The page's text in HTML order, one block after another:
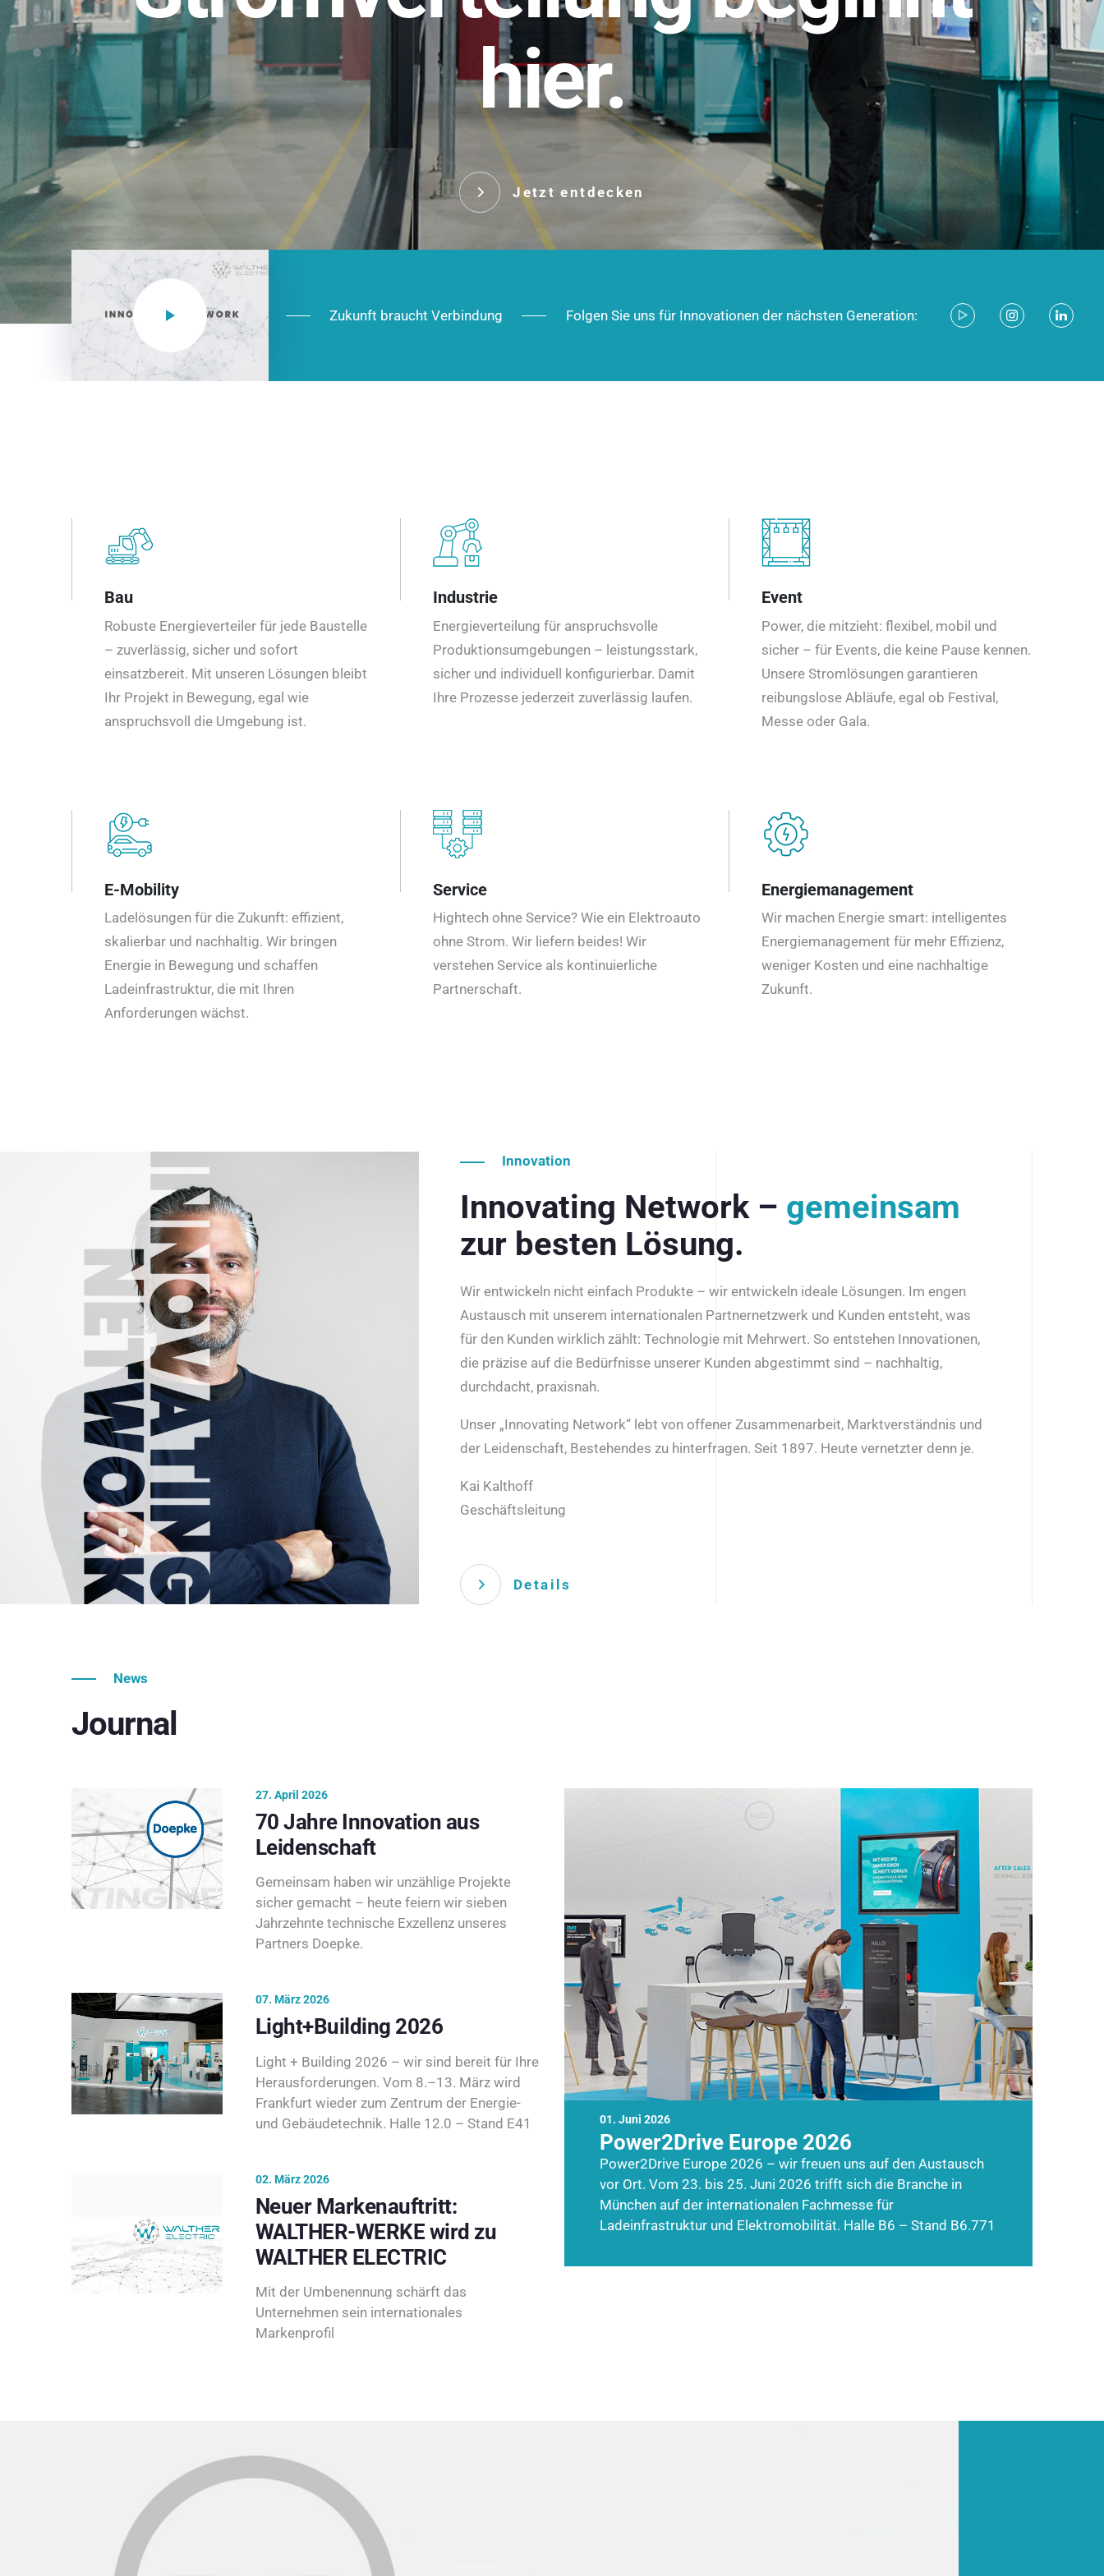
hier.
Jetzt entdecken
NEO CEE: Energieverteilung mit System. Robust im Alltag,
effizient in der Installation, zukunftsfähig im Ausbau.
Das innovative Stecksystem für industrielle Anwendungen –
robust, IP-geschützt und zukunftsfähig.
Jetzt entdecken
Zukunft braucht Verbindung Folgen Sie uns für Innovationen der nächsten Generation:
Bau
Robuste Energieverteiler für jede Baustelle
– zuverlässig, sicher und sofort
einsatzbereit. Mit unseren Lösungen bleibt
Ihr Projekt in Bewegung, egal wie
anspruchsvoll die Umgebung ist.
Industrie
Energieverteilung für anspruchsvolle
Produktionsumgebungen – leistungsstark,
sicher und individuell konfigurierbar. Damit
Ihre Prozesse jederzeit zuverlässig laufen.
Event
Power, die mitzieht: flexibel, mobil und
sicher – für Events, die keine Pause kennen.
Unsere Stromlösungen garantieren
reibungslose Abläufe, egal ob Festival,
Messe oder Gala.
E-Mobility
Ladelösungen für die Zukunft: effizient,
skalierbar und nachhaltig. Wir bringen
Energie in Bewegung und schaffen
Ladeinfrastruktur, die mit Ihren
Anforderungen wächst.
Service
Hightech ohne Service? Wie ein Elektroauto
ohne Strom. Wir liefern beides! Wir
verstehen Service als kontinuierliche
Partnerschaft.
Energiemanagement
Wir machen Energie smart: intelligentes
Energiemanagement für mehr Effizienz,
weniger Kosten und eine nachhaltige
Zukunft.
Innovation
Innovating Network – gemeinsam
zur besten Lösung.
Wir entwickeln nicht einfach Produkte – wir entwickeln ideale Lösungen. Im engen
Austausch mit unserem internationalen Partnernetzwerk und Kunden entsteht, was
für den Kunden wirklich zählt: Technologie mit Mehrwert. So entstehen Innovationen,
die präzise auf die Bedürfnisse unserer Kunden abgestimmt sind – nachhaltig,
durchdacht, praxisnah.
Unser „Innovating Network“ lebt von offener Zusammenarbeit, Marktverständnis und
der Leidenschaft, Bestehendes zu hinterfragen. Seit 1897. Heute vernetzter denn je.
Kai Kalthoff
Geschäftsleitung
Details
News
Journal
01. Juni 2026
Power2Drive Europe 2026
Power2Drive Europe 2026 – wir freuen uns auf den Austausch
vor Ort. Vom 23. bis 25. Juni 2026 trifft sich die Branche in
München auf der internationalen Fachmesse für
Ladeinfrastruktur und Elektromobilität. Halle B6 – Stand B6.771
27. April 2026
70 Jahre Innovation aus
Leidenschaft
Gemeinsam haben wir unzählige Projekte
sicher gemacht – heute feiern wir sieben
Jahrzehnte technische Exzellenz unseres
Partners Doepke.
07. März 2026
Light+Building 2026
Light + Building 2026 – wir sind bereit für Ihre
Herausforderungen. Vom 8.–13. März wird
Frankfurt wieder zum Zentrum der Energie-
und Gebäudetechnik. Halle 12.0 – Stand E41
02. März 2026
Neuer Markenauftritt:
WALTHER-WERKE wird zu
WALTHER ELECTRIC
Mit der Umbenennung schärft das
Unternehmen sein internationales
Markenprofil